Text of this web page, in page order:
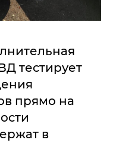
тестирует
прямо на
в